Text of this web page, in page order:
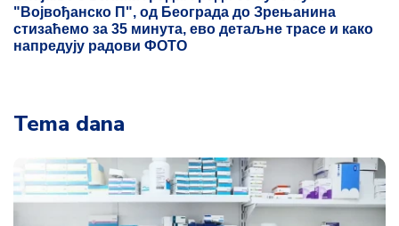
"Војвођанско П", од Београда до Зрењанина
стизаћемо за 35 минута, ево детаљне трасе и како
напредују радови ФОТО
Tema dana